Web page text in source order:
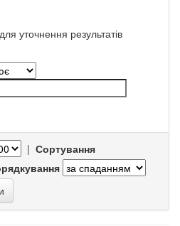
уточнення результатів
| Сортування